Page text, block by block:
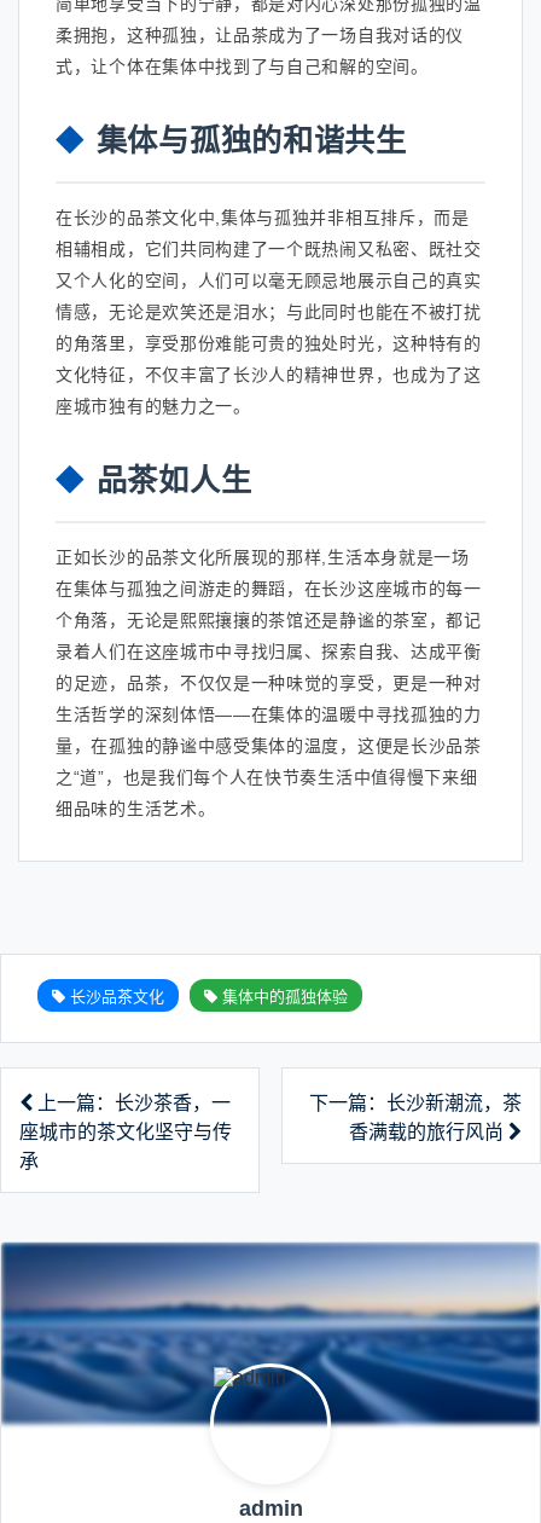
柔拥抱，这种孤独，让品茶成为了一场自我对话的仪
式，让个体在集体中找到了与自己和解的空间。
集体与孤独的和谐共生
在长沙的品茶文化中,集体与孤独并非相互排斥，而是
相辅相成，它们共同构建了一个既热闹又私密、既社交
又个人化的空间，人们可以毫无顾忌地展示自己的真实
情感，无论是欢笑还是泪水；与此同时也能在不被打扰
的角落里，享受那份难能可贵的独处时光，这种特有的
文化特征，不仅丰富了长沙人的精神世界，也成为了这
座城市独有的魅力之一。
品茶如人生
正如长沙的品茶文化所展现的那样,生活本身就是一场
在集体与孤独之间游走的舞蹈，在长沙这座城市的每一
个角落，无论是熙熙攘攘的茶馆还是静谧的茶室，都记
录着人们在这座城市中寻找归属、探索自我、达成平衡
的足迹，品茶，不仅仅是一种味觉的享受，更是一种对
生活哲学的深刻体悟——在集体的温暖中寻找孤独的力
量，在孤独的静谧中感受集体的温度，这便是长沙品茶
之“道”，也是我们每个人在快节奏生活中值得慢下来细
细品味的生活艺术。
长沙品茶文化 集体中的孤独体验
上一篇：长沙茶香，一
座城市的茶文化坚守与传
承
下一篇：长沙新潮流，茶
香满载的旅行风尚
admin